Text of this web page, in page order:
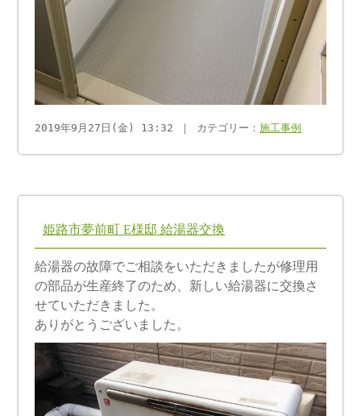
2019年9月27日(金) 13:32 ｜ カテゴリー：施工事例
姫路市夢前町 E様邸 給湯器交換
給湯器の故障でご相談をいただきましたが修理用
の部品が生産終了のため、新しい給湯器に交換さ
せていただきました。
ありがとうございました。